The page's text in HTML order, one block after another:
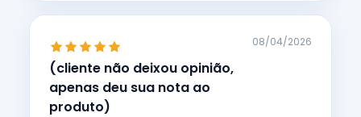
(cliente não deixou opinião,
apenas deu sua nota ao
produto)
08/04/2026